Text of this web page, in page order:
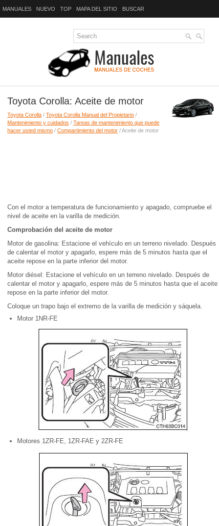
MANUALES NUEVO TOP MAPA DEL SITIO BUSCAR
Toyota Corolla: Aceite de motor
Toyota Corolla / Toyota Corolla Manual del Propietario /
Mantenimiento y cuidados / Tareas de mantenimiento que puede
hacer usted mismo / Compartimiento del motor / Aceite de motor
Con el motor a temperatura de funcionamiento y apagado, compruebe el
nivel de aceite en la varilla de medición.
Comprobación del aceite de motor
Motor de gasolina: Estacione el vehículo en un terreno nivelado. Después
de calentar el motor y apagarlo, espere más de 5 minutos hasta que el
aceite repose en la parte inferior del motor.
Motor diésel: Estacione el vehículo en un terreno nivelado. Después de
calentar el motor y apagarlo, espere más de 5 minutos hasta que el aceite
repose en la parte inferior del motor.
Coloque un trapo bajo el extremo de la varilla de medición y sáquela.
Motor 1NR-FE
Motores 1ZR-FE, 1ZR-FAE y 2ZR-FE